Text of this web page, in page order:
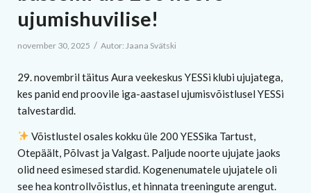
ujumishuvilise!
november 30, 2025 / Autor: Jaana Svätski
29. novembril täitus Aura veekeskus YESSi klubi ujujatega,
kes panid end proovile iga-aastasel ujumisvõistlusel YESSi
talvestardid.
Võistlustel osales kokku üle 200 YESSika Tartust,
Otepäält, Põlvast ja Valgast. Paljude noorte ujujate jaoks
olid need esimesed stardid. Kogenenumatele ujujatele oli
see hea kontrollvõistlus, et hinnata treeningute arengut.